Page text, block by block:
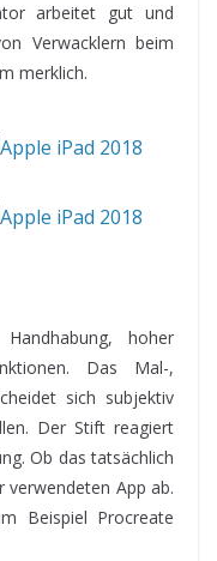
arbeitet gut und
Verwacklern beim
merklich.
hoher
Das Mal-,
sich subjektiv
Der Stift reagiert
Ob das tatsächlich
App ab.
Beispiel Procreate